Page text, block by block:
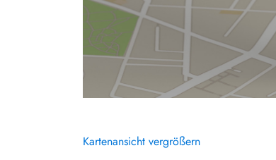
Kartenansicht vergrößern